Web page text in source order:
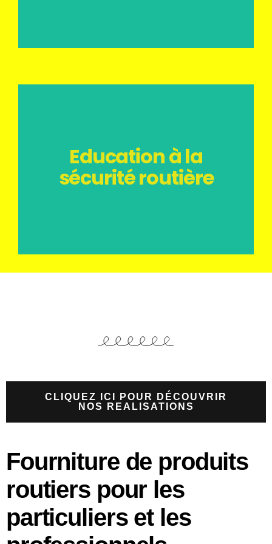
Education à la
sécurité routière
Education à la
sécurité routière
Marelle
Parcours de motricité
Cibles
Sécurité routière
CLIQUEZ ICI POUR DÉCOUVRIR
NOS REALISATIONS
Fourniture de produits
routiers pour les
particuliers et les